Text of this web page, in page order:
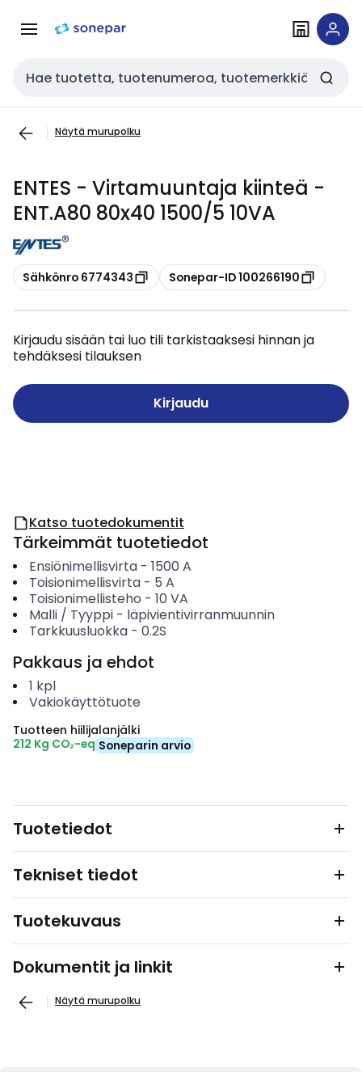
navigointiinsisältöön
Haku
Näytä murupolku
ENTES - Virtamuuntaja kiinteä -
ENT.A80 80x40 1500/5 10VA
Kopioi
Sähkönro 6774343 Kopioi
Sonepar-ID 100266190
Kirjaudu sisään tai luo tili tarkistaaksesi hinnan ja
tehdäksesi tilauksen
Kirjaudu
Katso tuotedokumentit
Tärkeimmät tuotetiedot
Ensiönimellisvirta- 1500 A
Toisionimellisvirta- 5 A
Toisionimellisteho - 10 VA
Malli / Tyyppi- läpivientivirranmuunnin
Tarkkuusluokka- 0.2S
Pakkaus ja ehdot
1 kpl
Vakiokäyttötuote
Tuotteen hiilijalanjälki
212 Kg CO₂-eq Soneparin arvio
Tuotetiedot
Tekniset tiedot
Tuotekuvaus
Dokumentit ja linkit
Näytä murupolku